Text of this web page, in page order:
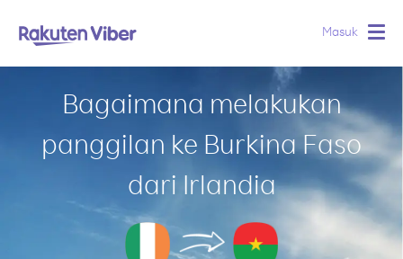
Masuk
Bagaimana melakukan
panggilan ke Burkina Faso
dari Irlandia